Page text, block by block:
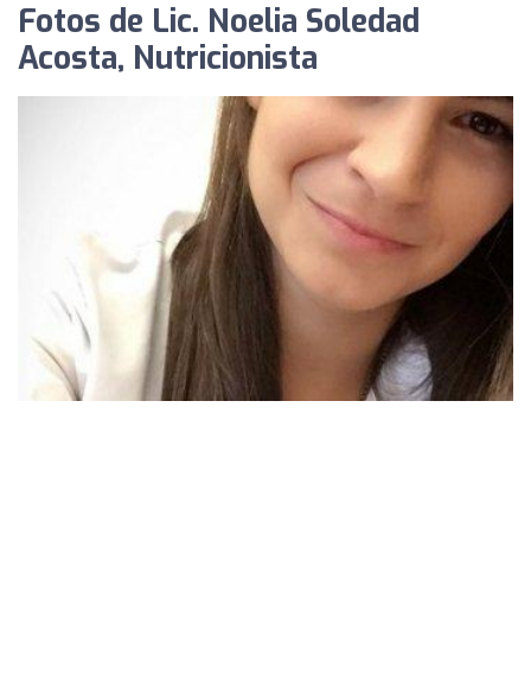
Fotos de Lic. Noelia Soledad
Acosta, Nutricionista